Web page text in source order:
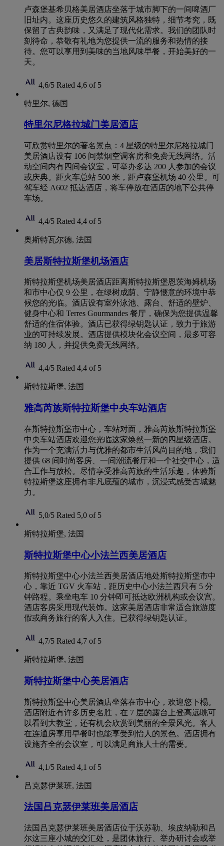
卢森堡基希贝格美居酒店坐落于城市脚下的一间啤酒厂
旧址内。这座历史悠久的建筑风格独特，细节考究，既
保留了古典韵味，又满足了现代化需求。我们的团队时
刻待命，恭敬有礼地为您提供一流的服务和热情的接
待。您可以享用到美味的当地风味早餐，开始美好的一
天。
4,6/5 Rated 4,6 of 5
特里尔, 德国
特里尔尼格拉城门美居酒店
可欣赏特里尔的著名景点：4 星级的特里尔尼格拉城门
美居酒店设有 106 间禁烟空调客房和免费无线网络。活
动空间内有四间会议室，可举办多达 200 人参加的会议
或庆典。距火车总站 500 米，距卢森堡机场 40 公里。可
驾车经 A602 抵达酒店，将车停放在酒店的地下公共停
车场。
4,4/5 Rated 4,4 of 5
奥斯特瓦尔德, 法国
美居斯特拉斯堡机场酒店
斯特拉斯堡机场美居酒店距离斯特拉斯堡恩茨海姆机场
和市中心仅 9 公里，在绿树成荫、宁静惬意的环境中恭
候您的光临。酒店设有室外泳池、露台、舒适的壁炉、
健身中心和 Terres Gourmandes 餐厅，确保为您提供温馨
舒适的住宿体验。酒店已获得绿钥匙认证，致力于旅游
业的可持续发展。酒店提供模块化会议空间，最多可容
纳 180 人，并提供免费无线网络。
4,4/5 Rated 4,4 of 5
斯特拉斯堡, 法国
雅高芮族斯特拉斯堡中央车站酒店
在斯特拉斯堡市中心，车站对面，雅高芮族斯特拉斯堡
中央车站酒店欢迎您光临这家焕然一新的四星级酒店。
作为一个充满活力与优雅的都市生活风尚目的地，我们
提供 68 间时尚客房、一间潮流餐厅和一个社交中心，适
合工作与放松。尽情享受雅高芮族的生活乐趣，体验斯
特拉斯堡这座拥有非凡底蕴的城市，沉浸式感受古城魅
力。
5,0/5 Rated 5,0 of 5
斯特拉斯堡, 法国
斯特拉斯堡中心小法兰西美居酒店
斯特拉斯堡中心小法兰西美居酒店地处斯特拉斯堡市中
心，靠近 TGV 火车站，距历史中心小法兰西只有 5 分
钟路程。乘坐电车 10 分钟即可抵达欧洲机构或会议宫。
酒店客房采用现代装饰。这家美居酒店非常适合旅游度
假或商务旅行的客人入住。已获得绿钥匙认证。
4,7/5 Rated 4,7 of 5
斯特拉斯堡, 法国
斯特拉斯堡中心美居酒店
斯特拉斯堡中心美居酒店坐落在市中心，欢迎您下榻。
酒店附近有许多历史名胜，在 7 层的露台上登高远眺可
以看到大教堂，还有机会欣赏到美丽的全景风光。客人
在连通房享用早餐时也能享受到怡人的景色。酒店拥有
设施齐全的会议室，可以满足商旅人士的需要。
4,1/5 Rated 4,1 of 5
吕克瑟伊莱班, 法国
法国吕克瑟伊莱班美居酒店
法国吕克瑟伊莱班美居酒店位于沃苏勒、埃皮纳勒和吕
尔这三座小城的交汇处，是团体旅行、举办研讨会或举